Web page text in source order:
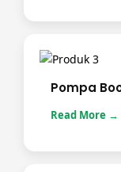
Pompa
Read More →